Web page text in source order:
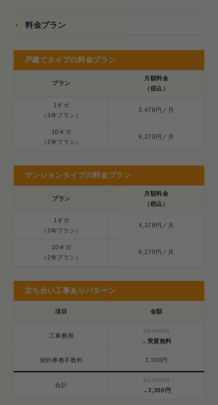
料金プラン
プラン
月額料金
（税込）
1ギガ
（3年プラン）
5,478円／月
10ギガ
（2年プラン）
6,270円／月
戸建てタイプの料金プラン
プラン
月額料金
（税込）
1ギガ
（3年プラン）
4,378円／月
10ギガ
（2年プラン）
6,270円／月
マンションタイプの料金プラン
項目 金額
工事費用
28,600円
→ 実質無料
契約事務手数料 3,300円
合計
31,980円
→3,300円
立ち合い工事ありパターン